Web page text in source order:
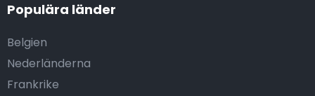
Populära länder
Belgien
Nederländerna
Frankrike